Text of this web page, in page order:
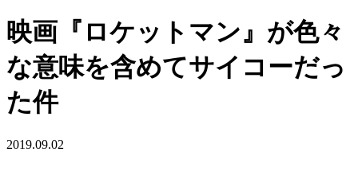
映画『ロケットマン』が色々
な意味を含めてサイコーだっ
た件
2019.09.02